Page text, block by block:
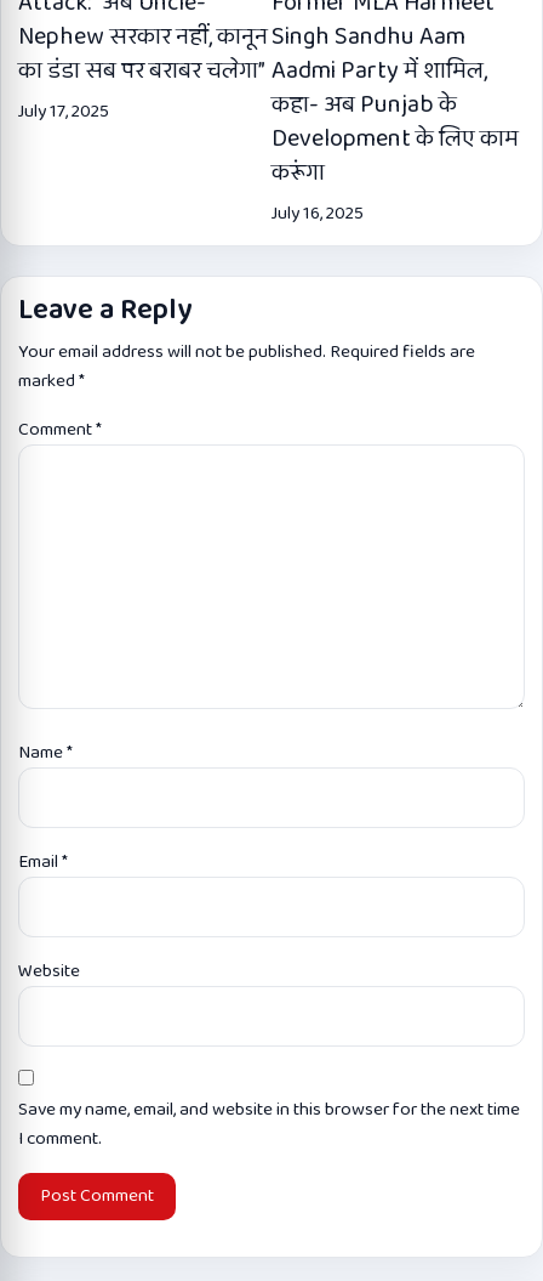
Nephew सरकार नहीं, कानून
का डंडा सब पर बराबर चलेगा”
July 17, 2025
Singh Sandhu Aam
Aadmi Party में शामिल,
कहा- अब Punjab के
Development के लिए काम
करूंगा
July 16, 2025
Leave a Reply
Your email address will not be published. Required fields are
marked*
Comment*
Name*
Email*
Website
Save my name, email, and website in this browser for the next time
I comment.